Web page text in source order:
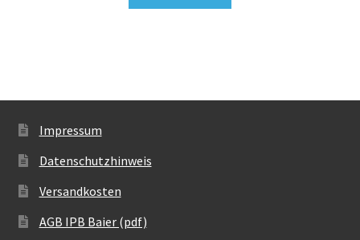
Impressum
Datenschutzhinweis
Versandkosten
AGB IPB Baier (pdf)